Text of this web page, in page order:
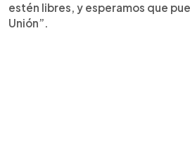
estén libres, y esperamos que
Unión”.